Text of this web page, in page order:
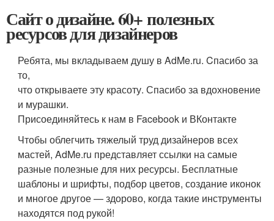
Сайт о дизайне. 60+ полезных
ресурсов для дизайнеров
Ребята, мы вкладываем душу в AdMe.ru. Cпасибо за
то,
что открываете эту красоту. Спасибо за вдохновение
и мурашки.
Присоединяйтесь к нам в Facebook и ВКонтакте
Чтобы облегчить тяжелый труд дизайнеров всех
мастей, AdMe.ru представляет ссылки на самые
разные полезные для них ресурсы. Бесплатные
шаблоны и шрифты, подбор цветов, создание иконок
и многое другое — здорово, когда такие инструменты
находятся под рукой!